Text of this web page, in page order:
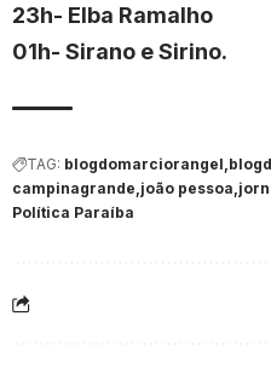
23h- Elba Ramalho
01h- Sirano e Sirino.
TAG: blogdomarciorangel
campinagrande joão pessoa
Política Paraíba